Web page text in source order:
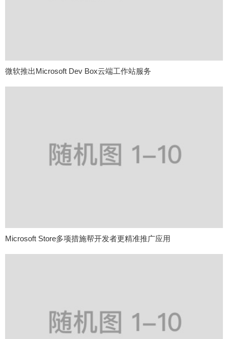
微软推出Microsoft Dev Box云端工作站服务
Microsoft Store多项措施帮开发者更精准推广应用